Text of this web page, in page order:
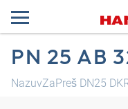
PN 25 AB
NazuvZaPreš DN25